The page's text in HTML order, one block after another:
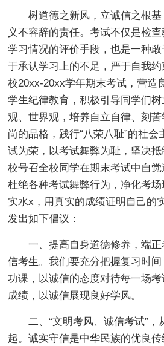
树道德之新风，立诚信之根
义不容辞的责任。考试不仅是检
学习情况的评价手段，也是一种
于承认学习上的不足，严于自我
校20xx-20xx学年期末考试，营造
学生纪律教育，积极引导同学们
观、世界观，培养自立自律、刻
尚的品格，践行“八荣八耻”的社
试为荣，以考试舞弊为耻，坚决
校号召全校同学在期末考试中自
杜绝各种考试舞弊行为，净化考
实水x，用真实的成绩证明自己的
发出如下倡议：
一、提高自身道德修养，端
信考生。我们要充分把握复习时
功课，以诚信的态度对待每一场
成绩，以诚信展现良好学风。
二、“文明考风、诚信考试”
起。诚实守信是中华民族的优良